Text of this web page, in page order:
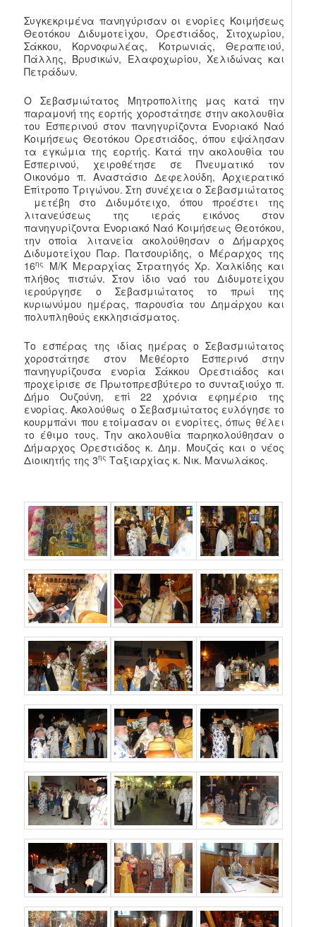
Συγκεκριμένα πανηγύρισαν οι ενορίες Κοιμήσεως
Θεοτόκου Διδυμοτείχου, Ορεστιάδος, Σιτοχωρίου,
Σάκκου, Κορνοφωλέας, Κοτρωνιάς, Θεραπειού,
Πάλλης, Βρυσικών, Ελαφοχωρίου, Χελιδώνας και
Πετράδων.
Ο Σεβασμιώτατος Μητροπολίτης μας κατά την
παραμονή της εορτής χοροστάτησε στην ακολουθία
του Εσπερινού στον πανηγυρίζοντα Ενοριακό Ναό
Κοιμήσεως Θεοτόκου Ορεστιάδος, όπου εψάλησαν
τα εγκώμια της εορτής. Κατά την ακολουθία του
Εσπερινού, χειροθέτησε σε Πνευματικό τον
Οικονόμο π. Αναστάσιο Δεφελούδη, Αρχιερατικό
Επίτροπο Τριγώνου. Στη συνέχεια ο Σεβασμιώτατος
μετέβη στο Διδυμότειχο, όπου προέστει της
λιτανεύσεως της ιεράς εικόνος στον
πανηγυρίζοντα Ενοριακό Ναό Κοιμήσεως Θεοτόκου,
την οποία λιτανεία ακολούθησαν ο Δήμαρχος
Διδυμοτείχου Παρ. Πατσουρίδης, ο Μέραρχος της
16ης
Μ/Κ Μεραρχίας Στρατηγός Χρ. Χαλκίδης και
πλήθος πιστών. Στον ίδιο ναό του Διδυμοτείχου
ιερούργησε ο Σεβασμιώτατος το πρωί της
κυριωνύμου ημέρας, παρουσία του Δημάρχου και
πολυπληθούς εκκλησιάσματος.
Το εσπέρας της ιδίας ημέρας ο Σεβασμιώτατος
χοροστάτησε στον Μεθέορτο Εσπερινό στην
πανηγυρίζουσα ενορία Σάκκου Ορεστιάδος και
προχείρισε σε Πρωτοπρεσβύτερο το συνταξιούχο π.
Δήμο Ουζούνη, επί 22 χρόνια εφημέριο της
ενορίας. Ακολούθως ο Σεβασμιώτατος ευλόγησε το
κουρμπάνι που ετοίμασαν οι ενορίτες, όπως θέλει
το έθιμο τους. Την ακολουθία παρηκολούθησαν ο
Δήμαρχος Ορεστιάδος κ. Δημ. Μουζάς και ο νέος
Διοικητής της 3ης Ταξιαρχίας κ. Νικ. Μανωλάκος.